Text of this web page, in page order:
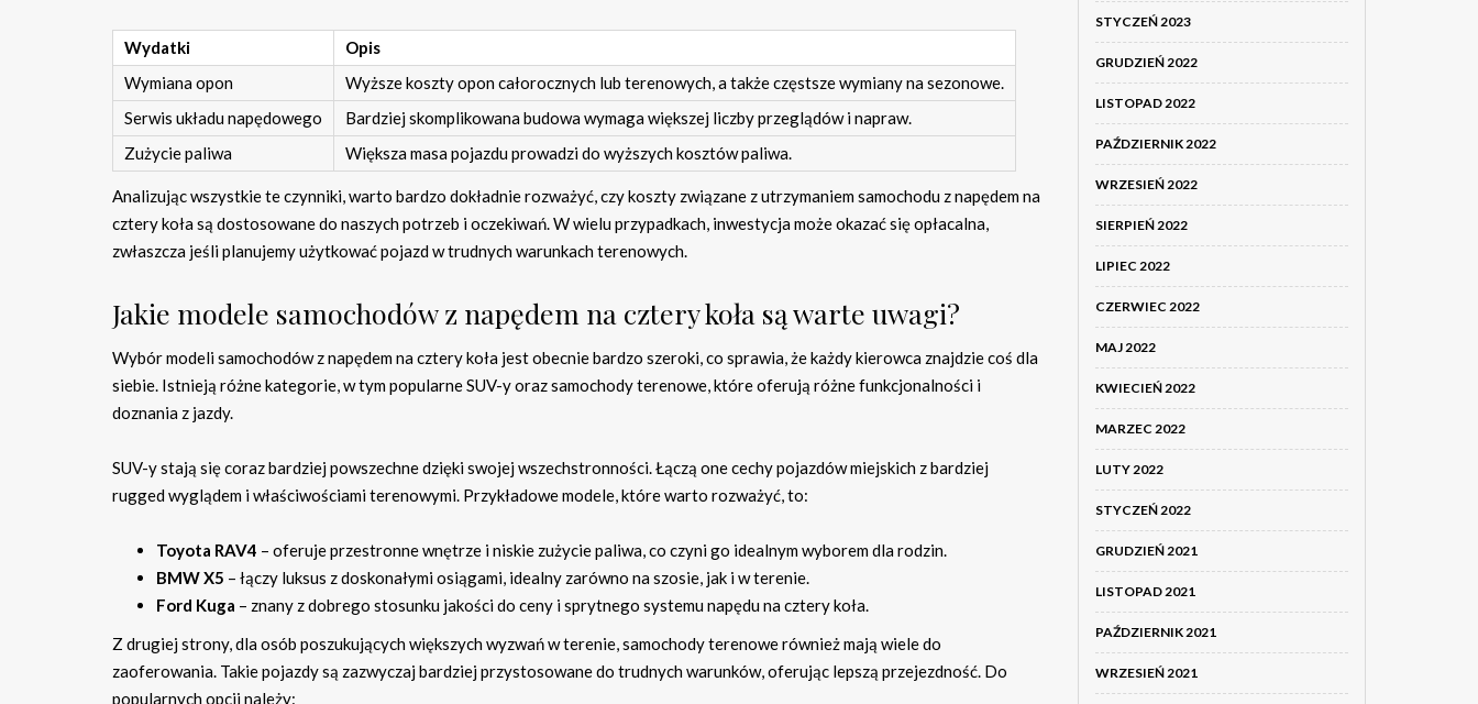
Wydatki
Opis
Wymiana opon
Wyższe koszty opon całorocznych lub terenowych, a także częstsze wymiany na sezonowe.
Serwis układu napędowego
Bardziej skomplikowana budowa wymaga większej liczby przeglądów i napraw.
Zużycie paliwa
Większa masa pojazdu prowadzi do wyższych kosztów paliwa.
Analizując wszystkie te czynniki, warto bardzo dokładnie rozważyć, czy koszty związane z utrzymaniem samochodu z napędem na
cztery koła są dostosowane do naszych potrzeb i oczekiwań. W wielu przypadkach, inwestycja może okazać się opłacalna,
zwłaszcza jeśli planujemy użytkować pojazd w trudnych warunkach terenowych.
Jakie modele samochodów z napędem na cztery koła są warte uwagi?
Wybór modeli samochodów z napędem na cztery koła jest obecnie bardzo szeroki, co sprawia, że każdy kierowca znajdzie coś dla
siebie. Istnieją różne kategorie, w tym popularne SUV-y oraz samochody terenowe, które oferują różne funkcjonalności i
doznania z jazdy.
SUV-y stają się coraz bardziej powszechne dzięki swojej wszechstronności. Łączą one cechy pojazdów miejskich z bardziej
rugged wyglądem i właściwościami terenowymi. Przykładowe modele, które warto rozważyć, to:
Toyota RAV4 – oferuje przestronne wnętrze i niskie zużycie paliwa, co czyni go idealnym wyborem dla rodzin.
BMW X5 – łączy luksus z doskonałymi osiągami, idealny zarówno na szosie, jak i w terenie.
Ford Kuga – znany z dobrego stosunku jakości do ceny i sprytnego systemu napędu na cztery koła.
Z drugiej strony, dla osób poszukujących większych wyzwań w terenie, samochody terenowe również mają wiele do
zaoferowania. Takie pojazdy są zazwyczaj bardziej przystosowane do trudnych warunków, oferując lepszą przejezdność. Do
popularnych opcji należy:
STYCZEŃ 2023
GRUDZIEŃ 2022
LISTOPAD 2022
PAŹDZIERNIK 2022
WRZESIEŃ 2022
SIERPIEŃ 2022
LIPIEC 2022
CZERWIEC 2022
MAJ 2022
KWIECIEŃ 2022
MARZEC 2022
LUTY 2022
STYCZEŃ 2022
GRUDZIEŃ 2021
LISTOPAD 2021
PAŹDZIERNIK 2021
WRZESIEŃ 2021